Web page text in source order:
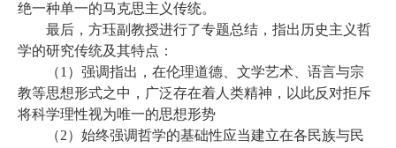
绝一种单一的马克思主义传统。
最后，方珏副教授进行了专题总结，指出历史主义哲
学的研究传统及其特点：
（1）强调指出，在伦理道德、文学艺术、语言与宗
教等思想形式之中，广泛存在着人类精神，以此反对拒斥
将科学理性视为唯一的思想形势
（2）始终强调哲学的基础性应当建立在各民族与民